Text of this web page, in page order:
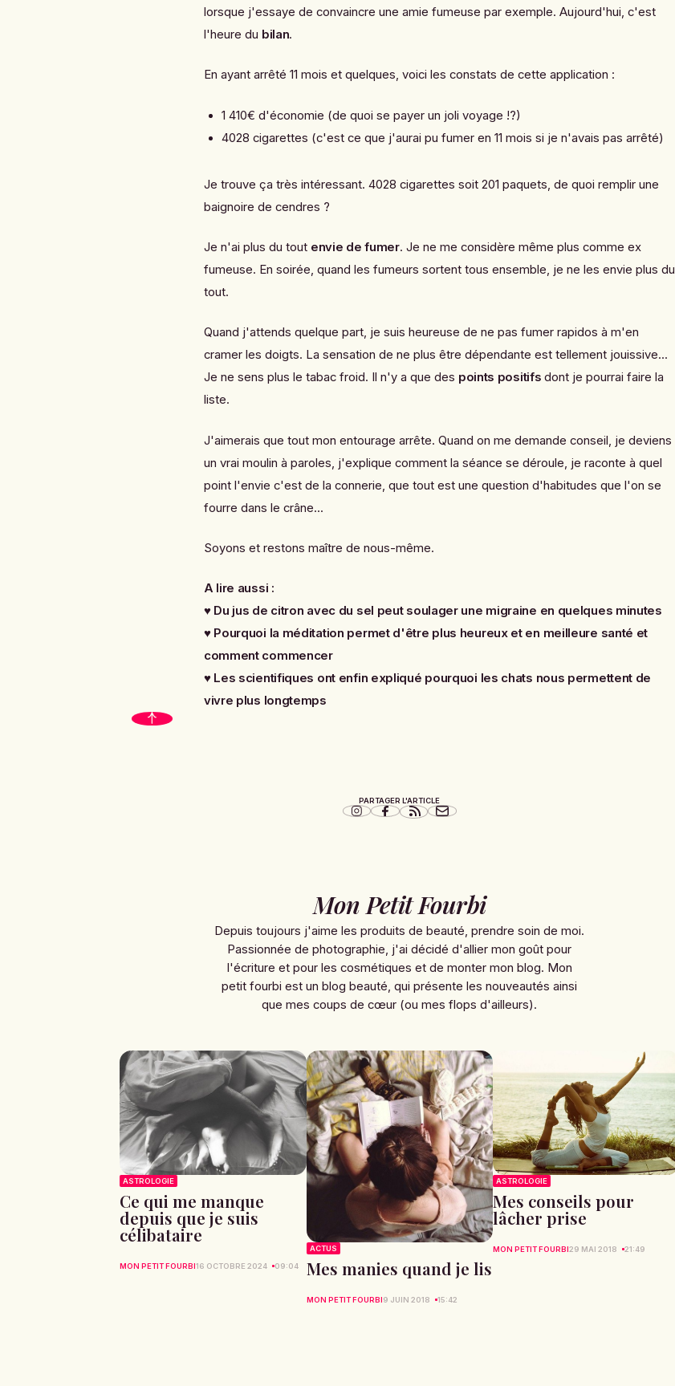
lorsque j'essaye de convaincre une amie fumeuse par exemple. Aujourd'hui, c'est
l'heure du bilan.
En ayant arrêté 11 mois et quelques, voici les constats de cette application :
1 410€ d'économie (de quoi se payer un joli voyage !?)
4028 cigarettes (c'est ce que j'aurai pu fumer en 11 mois si je n'avais pas arrêté)
Je trouve ça très intéressant. 4028 cigarettes soit 201 paquets, de quoi remplir une
baignoire de cendres ?
Je n'ai plus du tout envie de fumer. Je ne me considère même plus comme ex
fumeuse. En soirée, quand les fumeurs sortent tous ensemble, je ne les envie plus du
tout.
Quand j'attends quelque part, je suis heureuse de ne pas fumer rapidos à m'en
cramer les doigts. La sensation de ne plus être dépendante est tellement jouissive...
Je ne sens plus le tabac froid. Il n'y a que des points positifsdont je pourrai faire la
liste.
J'aimerais que tout mon entourage arrête. Quand on me demande conseil, je deviens
un vrai moulin à paroles, j'explique comment la séance se déroule, je raconte à quel
point l'envie c'est de la connerie, que tout est une question d'habitudes que l'on se
fourre dans le crâne...
Soyons et restons maître de nous-même.
A lire aussi :
♥ Du jus de citron avec du sel peut soulager une migraine en quelques minutes
♥ Pourquoi la méditation permet d'être plus heureux et en meilleure santé et
comment commencer
♥ Les scientifiques ont enfin expliqué pourquoi les chats nous permettent de
vivre plus longtemps
PARTAGER L'ARTICLE
Mon Petit Fourbi
Depuis toujours j'aime les produits de beauté, prendre soin de moi.
Passionnée de photographie, j'ai décidé d'allier mon goût pour
l'écriture et pour les cosmétiques et de monter mon blog. Mon
petit fourbi est un blog beauté, qui présente les nouveautés ainsi
que mes coups de cœur (ou mes flops d'ailleurs).
ASTROLOGIE
Ce qui me manque
depuis que je suis
célibataire
MON PETIT FOURBI16 OCTOBRE 2024 09:04
ACTUS
Mes manies quand je lis
MON PETIT FOURBI9 JUIN 2018 15:42
ASTROLOGIE
Mes conseils pour
lâcher prise
MON PETIT FOURBI29 MAI 2018 21:49